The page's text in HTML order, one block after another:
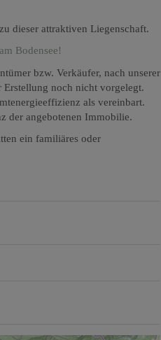
dieser attraktiven Liegenschaft.
Bodensee!
bzw. Verkäufer, nach unserer
noch nicht vorgelegt.
als vereinbart.
der angebotenen Immobilie.
ein familiäres oder